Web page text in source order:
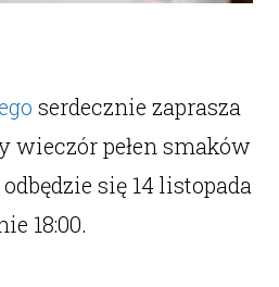
serdecznie zaprasza
wieczór pełen smaków
się 14 listopada
18:00.